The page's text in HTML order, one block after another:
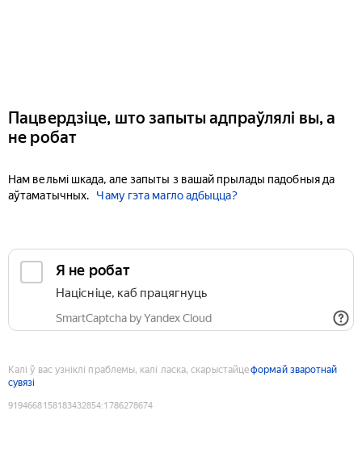
Пацвердзіце, што запыты адпраўлялі вы, а
не робат
Нам вельмі шкада, але запыты з вашай прылады падобныя да
аўтаматычных.
Чаму гэта магло адбыцца?
Я не робат
Націсніце, каб працягнуць
SmartCaptcha by Yandex Cloud
Калі ў вас узніклі праблемы, калі ласка, скарыстайцеформай зваротнай
сувязі
9194668158183432854:1786278674